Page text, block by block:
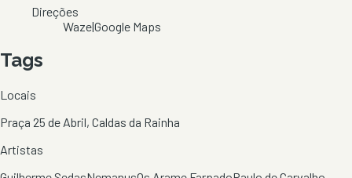
Direções
Waze|Google Maps
Tags
Locais
Praça 25 de Abril, Caldas da Rainha
Artistas